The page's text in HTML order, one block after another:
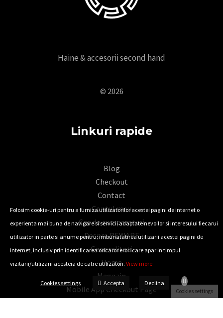
Haine & accesorii second hand
© 2026
Linkuri rapide
Blog
Checkout
Contact
Contul meu
Cos de cumparaturi
Despre REWARE
Generalitati
Home
Magazin
Mobile App Checkout Page
Folosim cookie-uri pentru a furniza utilizatorilor acestei pagini de internet o
experienta mai buna de navigare si servicii adaptate nevoilor si interesului fiecarui
utilizator in parte si anume pentru: imbunatatirea utilizarii acestei pagini de
internet, inclusiv prin identificarea oricaror erori care apar in timpul
vizitarii/utilizarii acesteia de catre utilizatori. View more
Cookies settings Accepta Declina
Cookies settings